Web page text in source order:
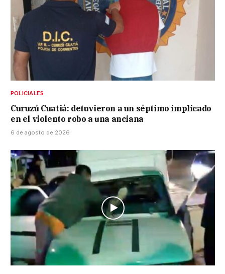
POLICIALES
Curuzú Cuatiá: detuvieron a un séptimo implicado
en el violento robo a una anciana
6 de agosto de 2026